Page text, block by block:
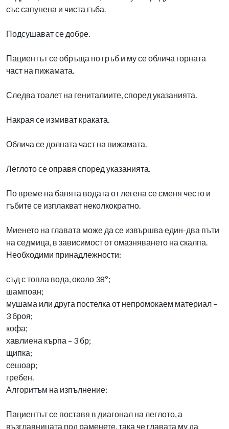
със сапунена и чиста гъба.
Подсушават се добре.
Пациентът се обръща по гръб и му се облича горната
част на пижамата.
Следва тоалет на гениталиите, според указанията.
Накрая се измиват краката.
Облича се долната част на пижамата.
Леглото се оправя според указанията.
По време на банята водата от легена се сменя често и
гъбите се изплакват неколкократно.
Миенето на главата може да се извършва един-два пъти
на седмица, в зависимост от омазняването на скалпа.
Необходими принадлежности:
съд с топла вода, около 38º;
шампоан;
мушама или друга постелка от непромокаем материал –
3 броя;
кофа;
хавлиена кърпа – 3 бр;
щипка;
сешоар;
гребен.
Алгоритъм на изпълнение:
Пациентът се поставя в диагонал на леглото, а
възглавницата под раменете, така че главата му да